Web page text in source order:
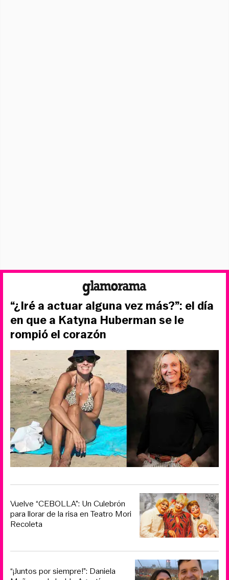
“¿Iré a actuar alguna vez más?”: el día
en que a Katyna Huberman se le
rompió el corazón
Vuelve “CEBOLLA”: Un Culebrón
para llorar de la risa en Teatro Mori
Recoleta
“¡Juntos por siempre!”: Daniela